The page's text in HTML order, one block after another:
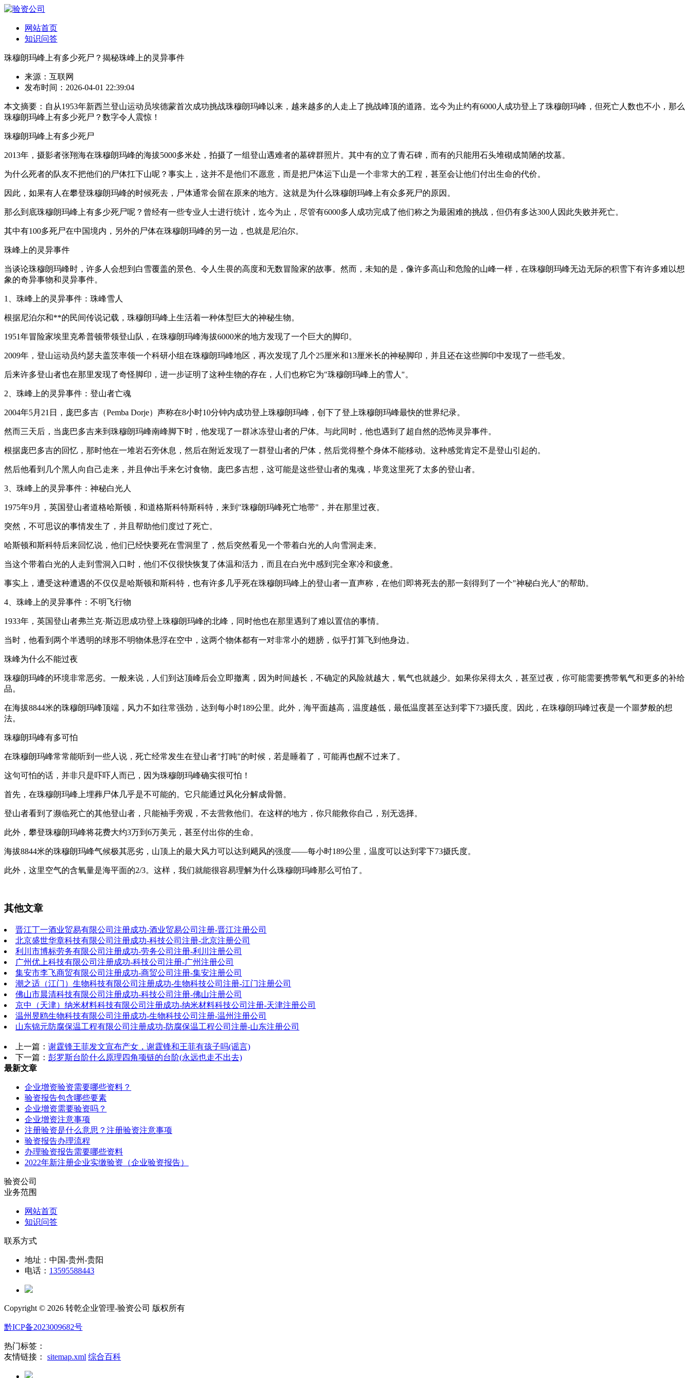
网站首页
知识问答
珠穆朗玛峰上有多少死尸？揭秘珠峰上的灵异事件
来源：互联网
发布时间：2026-04-01 22:39:04
本文摘要：自从1953年新西兰登山运动员埃德蒙首次成功挑战珠穆朗玛峰以来，越来越多的人走上了挑战峰顶的道路。迄今为止约有6000人成功登上了珠穆朗玛峰，但死亡人数也不小，那么
珠穆朗玛峰上有多少死尸？数字令人震惊！
珠穆朗玛峰上有多少死尸
2013年，摄影者张翔海在珠穆朗玛峰的海拔5000多米处，拍摄了一组登山遇难者的墓碑群照片。其中有的立了青石碑，而有的只能用石头堆砌成简陋的坟墓。
为什么死者的队友不把他们的尸体扛下山呢？事实上，这并不是他们不愿意，而是把尸体运下山是一个非常大的工程，甚至会让他们付出生命的代价。
因此，如果有人在攀登珠穆朗玛峰的时候死去，尸体通常会留在原来的地方。这就是为什么珠穆朗玛峰上有众多死尸的原因。
那么到底珠穆朗玛峰上有多少死尸呢？曾经有一些专业人士进行统计，迄今为止，尽管有6000多人成功完成了他们称之为最困难的挑战，但仍有多达300人因此失败并死亡。
其中有100多死尸在中国境内，另外的尸体在珠穆朗玛峰的另一边，也就是尼泊尔。
珠峰上的灵异事件
当谈论珠穆朗玛峰时，许多人会想到白雪覆盖的景色、令人生畏的高度和无数冒险家的故事。然而，未知的是，像许多高山和危险的山峰一样，在珠穆朗玛峰无边无际的积雪下有许多难以想
象的奇异事物和灵异事件。
1、珠峰上的灵异事件：珠峰雪人
根据尼泊尔和**的民间传说记载，珠穆朗玛峰上生活着一种体型巨大的神秘生物。
1951年冒险家埃里克希普顿带领登山队，在珠穆朗玛峰海拔6000米的地方发现了一个巨大的脚印。
2009年，登山运动员约瑟夫盖茨率领一个科研小组在珠穆朗玛峰地区，再次发现了几个25厘米和13厘米长的神秘脚印，并且还在这些脚印中发现了一些毛发。
后来许多登山者也在那里发现了奇怪脚印，进一步证明了这种生物的存在，人们也称它为"珠穆朗玛峰上的雪人"。
2、珠峰上的灵异事件：登山者亡魂
2004年5月21日，庞巴多吉（Pemba Dorje）声称在8小时10分钟内成功登上珠穆朗玛峰，创下了登上珠穆朗玛峰最快的世界纪录。
然而三天后，当庞巴多吉来到珠穆朗玛峰南峰脚下时，他发现了一群冰冻登山者的尸体。与此同时，他也遇到了超自然的恐怖灵异事件。
根据庞巴多吉的回忆，那时他在一堆岩石旁休息，然后在附近发现了一群登山者的尸体，然后觉得整个身体不能移动。这种感觉肯定不是登山引起的。
然后他看到几个黑人向自己走来，并且伸出手来乞讨食物。庞巴多吉想，这可能是这些登山者的鬼魂，毕竟这里死了太多的登山者。
3、珠峰上的灵异事件：神秘白光人
1975年9月，英国登山者道格哈斯顿，和道格斯科特斯科特，来到"珠穆朗玛峰死亡地带"，并在那里过夜。
突然，不可思议的事情发生了，并且帮助他们度过了死亡。
哈斯顿和斯科特后来回忆说，他们已经快要死在雪洞里了，然后突然看见一个带着白光的人向雪洞走来。
当这个带着白光的人走到雪洞入口时，他们不仅很快恢复了体温和活力，而且在白光中感到完全寒冷和疲惫。
事实上，遭受这种遭遇的不仅仅是哈斯顿和斯科特，也有许多几乎死在珠穆朗玛峰上的登山者一直声称，在他们即将死去的那一刻得到了一个"神秘白光人"的帮助。
4、珠峰上的灵异事件：不明飞行物
1933年，英国登山者弗兰克·斯迈思成功登上珠穆朗玛峰的北峰，同时他也在那里遇到了难以置信的事情。
当时，他看到两个半透明的球形不明物体悬浮在空中，这两个物体都有一对非常小的翅膀，似乎打算飞到他身边。
珠峰为什么不能过夜
珠穆朗玛峰的环境非常恶劣。一般来说，人们到达顶峰后会立即撤离，因为时间越长，不确定的风险就越大，氧气也就越少。如果你呆得太久，甚至过夜，你可能需要携带氧气和更多的补给
品。
在海拔8844米的珠穆朗玛峰顶端，风力不如往常强劲，达到每小时189公里。此外，海平面越高，温度越低，最低温度甚至达到零下73摄氏度。因此，在珠穆朗玛峰过夜是一个噩梦般的想
法。
珠穆朗玛峰有多可怕
在珠穆朗玛峰常常能听到一些人说，死亡经常发生在登山者"打盹"的时候，若是睡着了，可能再也醒不过来了。
这句可怕的话，并非只是吓吓人而已，因为珠穆朗玛峰确实很可怕！
首先，在珠穆朗玛峰上埋葬尸体几乎是不可能的。它只能通过风化分解成骨骼。
登山者看到了濒临死亡的其他登山者，只能袖手旁观，不去营救他们。在这样的地方，你只能救你自己，别无选择。
此外，攀登珠穆朗玛峰将花费大约3万到6万美元，甚至付出你的生命。
海拔8844米的珠穆朗玛峰气候极其恶劣，山顶上的最大风力可以达到飓风的强度——每小时189公里，温度可以达到零下73摄氏度。
此外，这里空气的含氧量是海平面的2/3。这样，我们就能很容易理解为什么珠穆朗玛峰那么可怕了。
其他文章
晋江丁一酒业贸易有限公司注册成功-酒业贸易公司注册-晋江注册公司
北京盛世华章科技有限公司注册成功-科技公司注册-北京注册公司
利川市博标劳务有限公司注册成功-劳务公司注册-利川注册公司
广州优上科技有限公司注册成功-科技公司注册-广州注册公司
集安市李飞商贸有限公司注册成功-商贸公司注册-集安注册公司
潮之适（江门）生物科技有限公司注册成功-生物科技公司注册-江门注册公司
佛山市晨清科技有限公司注册成功-科技公司注册-佛山注册公司
京中（天津）纳米材料科技有限公司注册成功-纳米材料科技公司注册-天津注册公司
温州昱鸥生物科技有限公司注册成功-生物科技公司注册-温州注册公司
山东锦元防腐保温工程有限公司注册成功-防腐保温工程公司注册-山东注册公司
上一篇： 谢霆锋王菲发文宣布产女，谢霆锋和王菲有孩子吗(谣言)
下一篇： 彭罗斯台阶什么原理四角项链的台阶(永远也走不出去)
最新文章
企业增资验资需要哪些资料？
验资报告包含哪些要素
企业增资需要验资吗？
企业增资注意事项
注册验资是什么意思？注册验资注意事项
验资报告办理流程
办理验资报告需要哪些资料
2022年新注册企业实缴验资（企业验资报告）
验资公司
业务范围
网站首页
知识问答
联系方式
地址：中国-贵州-贵阳
电话： 13595588443
Copyright © 2026 转乾企业管理-验资公司 版权所有
黔ICP备2023009682号
热门标签：
友情链接： sitemap.xml 综合百科